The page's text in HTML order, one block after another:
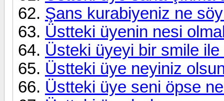
Şans kurabiyeniz ne
Üstteki üyenin nesi
Üsteki üyeyi bir smile ile
Üstteki üye neyiniz
Üstteki üye seni öpse